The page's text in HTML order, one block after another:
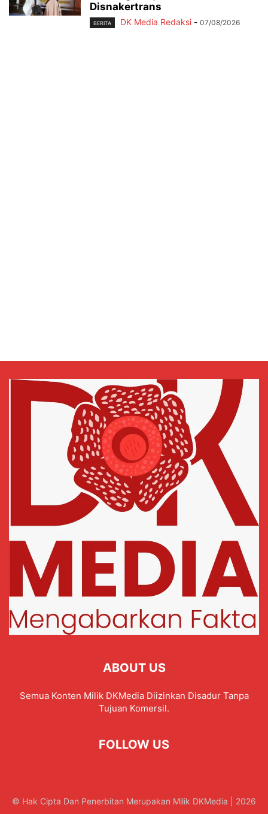
Disnakertrans
BERITA DK Media Redaksi - 07/08/2026
ABOUT US
Semua Konten Milik DKMedia Diizinkan Disadur Tanpa
Tujuan Komersil.
FOLLOW US
© Hak Cipta Dan Penerbitan Merupakan Milik DKMedia | 2026